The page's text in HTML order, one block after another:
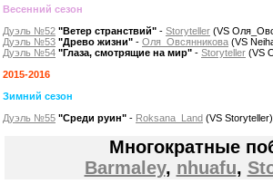
Весенний сезон
Дуэль №52 "Ветер странствий" - Storyteller (VS
Дуэль №53 "Древо жизни" - Оля_Овсянникова (VS
Дуэль №54 "Глаза, смотрящие на мир" - Storyteller (VS
2015-2016
Зимний сезон
Дуэль №55 "Среди руин" - Roksana_Land (VS Storyteller)
Многократные
Barmaley, nhuafu,